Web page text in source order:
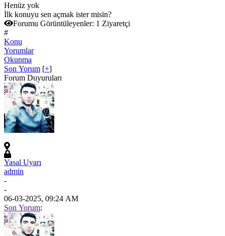
Henüz yok
İlk konuyu sen açmak ister misin?
Forumu Görüntüleyenler: 1 Ziyaretçi
#
Konu
Yorumlar
Okunma
Son Yorum [+]
Forum Duyuruları
Yasal Uyarı
admin
-
-
06-03-2025, 09:24 AM
Son Yorum: